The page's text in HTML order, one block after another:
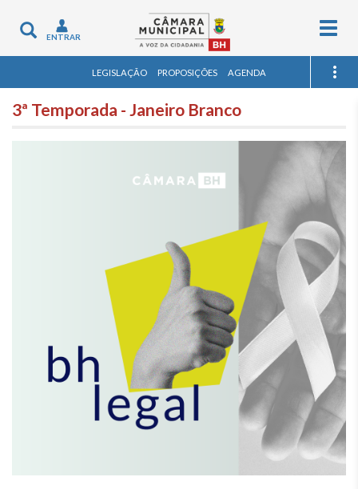
Toggle
navigation
ENTRAR
LEGISLAÇÃO PROPOSIÇÕES AGENDA
3ª Temporada - Janeiro Branco